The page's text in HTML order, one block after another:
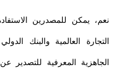
نعم، يمكن للمصدرين
التجارة العالمية والبنك
الجاهزية المعرفية للتصدير